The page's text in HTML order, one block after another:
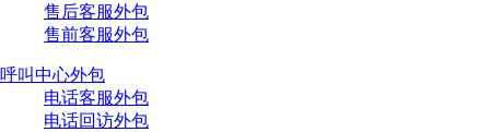
售后客服外包
售前客服外包
呼叫中心外包
电话客服外包
电话回访外包